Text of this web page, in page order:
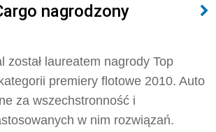
nagrodzony
został laureatem nagrody Top
premiery flotowe 2010. Auto
za wszechstronność i
w nim rozwiązań.